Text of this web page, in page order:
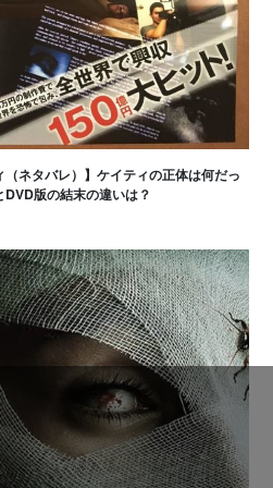
（ネタバレ）】ケイティの正体は何だっ
版の結末の違いは？